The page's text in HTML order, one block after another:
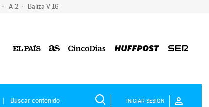
A-2 Baliza V-16
INICIAR SESIÓN